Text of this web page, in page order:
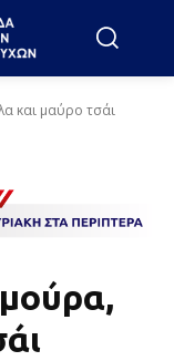
και μαύρο τσάι